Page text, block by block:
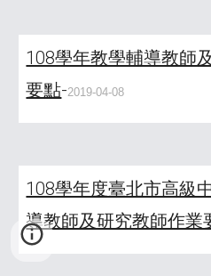
108學年教學輔導教師
要點-2019-04-08
108學年度臺北市高級
導教師及研究教師作業